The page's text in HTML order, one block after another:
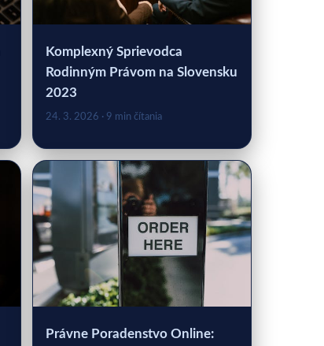
Komplexný Sprievodca
Rodinným Právom na Slovensku
2023
24. 3. 2026 · 9 min čítania
Právne Poradenstvo Online: